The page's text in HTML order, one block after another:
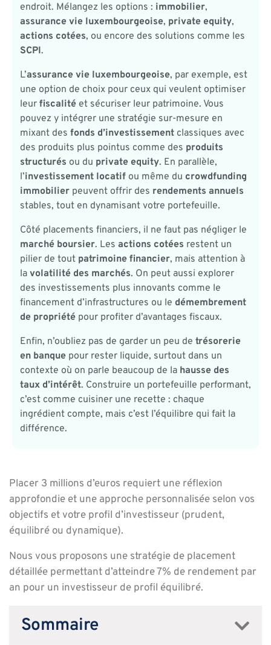
endroit. Mélangez les options : immobilier,
assurance vie luxembourgeoise, private equity,
actions cotées, ou encore des solutions comme les
SCPI.
L’assurance vie luxembourgeoise, par exemple, est
une option de choix pour ceux qui veulent optimiser
leur fiscalité et sécuriser leur patrimoine. Vous
pouvez y intégrer une stratégie sur-mesure en
mixant des fonds d’investissement classiques avec
des produits plus pointus comme des produits
structurés ou du private equity. En parallèle,
l’investissement locatif ou même du crowdfunding
immobilier peuvent offrir des rendements annuels
stables, tout en dynamisant votre portefeuille.
Côté placements financiers, il ne faut pas négliger le
marché boursier. Les actions cotées restent un
pilier de tout patrimoine financier, mais attention à
la volatilité des marchés. On peut aussi explorer
des investissements plus innovants comme le
financement d’infrastructures ou le démembrement
de propriété pour profiter d’avantages fiscaux.
Enfin, n’oubliez pas de garder un peu de trésorerie
en banque pour rester liquide, surtout dans un
contexte où on parle beaucoup de la hausse des
taux d’intérêt. Construire un portefeuille performant,
c’est comme cuisiner une recette : chaque
ingrédient compte, mais c’est l’équilibre qui fait la
différence.
Placer 3 millions d’euros requiert une réflexion
approfondie et une approche personnalisée selon vos
objectifs et votre profil d’investisseur (prudent,
équilibré ou dynamique).
Nous vous proposons une stratégie de placement
détaillée permettant d’atteindre 7% de rendement par
an pour un investisseur de profil équilibré.
Sommaire